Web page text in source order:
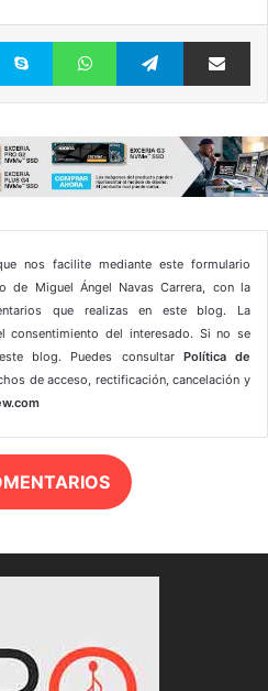
Skype WhatsAppTelegram
nos facilite mediante este formulario
de Miguel Ángel Navas Carrera, con la
que realizas en este blog. La
consentimiento del interesado. Si no se
blog. Puedes consultar Política de
de acceso, rectificación, cancelación y